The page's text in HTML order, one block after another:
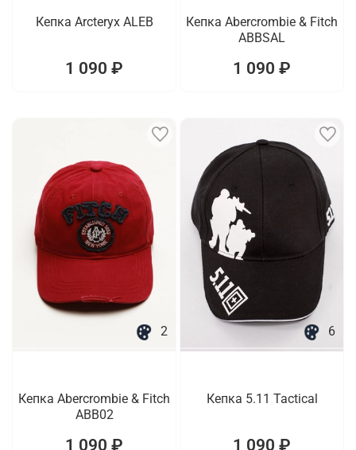
Кепка Arcteryx ALEB
1 090 ₽
Кепка Abercrombie & Fitch
ABBSAL
1 090 ₽
2
Кепка Abercrombie & Fitch
ABB02
1 090 ₽
6
Кепка 5.11 Tactical
1 090 ₽